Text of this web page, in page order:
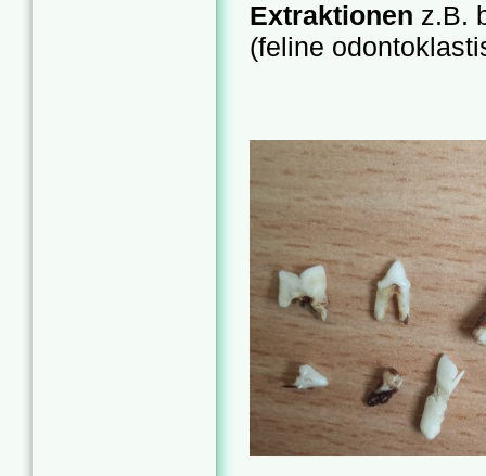
Extraktionen z.B.
(feline